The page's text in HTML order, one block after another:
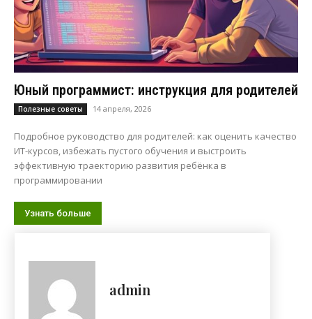
Юный программист: инструкция для родителей
Полезные советы 14 апреля, 2026
Подробное руководство для родителей: как оценить качество
ИТ-курсов, избежать пустого обучения и выстроить
эффективную траекторию развития ребёнка в
программировании
Узнать больше
admin